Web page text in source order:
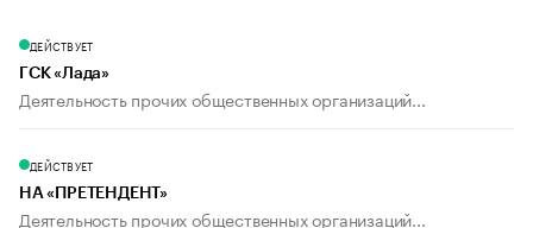
ДЕЙСТВУЕТ
ГСК «Лада»
Деятельность прочих общественных организаций...
ДЕЙСТВУЕТ
НА «ПРЕТЕНДЕНТ»
Деятельность прочих общественных организаций...